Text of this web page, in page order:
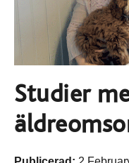
Studier